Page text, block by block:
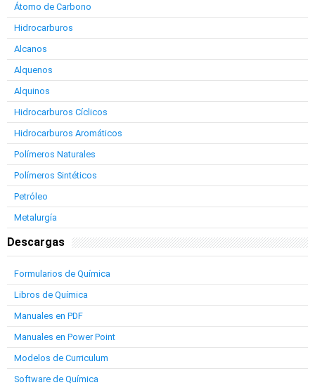
Átomo de Carbono
Hidrocarburos
Alcanos
Alquenos
Alquinos
Hidrocarburos Cíclicos
Hidrocarburos Aromáticos
Polímeros Naturales
Polímeros Sintéticos
Petróleo
Metalurgía
Descargas
Formularios de Química
Libros de Química
Manuales en PDF
Manuales en Power Point
Modelos de Curriculum
Software de Química